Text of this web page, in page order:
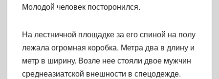
Молодой человек посторонился.
На лестничной площадке за его спиной на полу
лежала огромная коробка. Метра два в длину и
метр в ширину. Возле нее стояли двое мужчин
среднеазиатской внешности в спецодежде.